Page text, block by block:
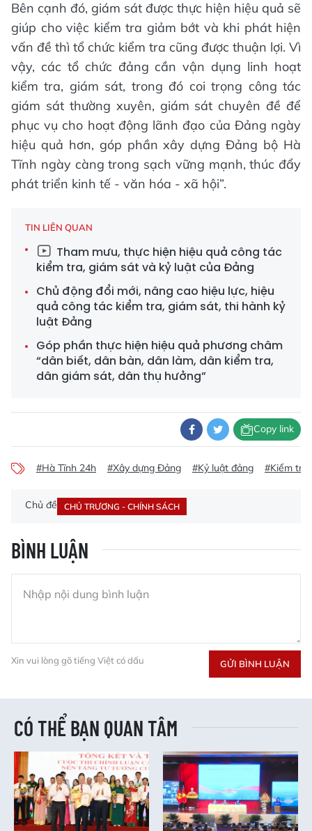
Bên cạnh đó, giám sát được thực hiện hiệu quả sẽ
giúp cho việc kiểm tra giảm bớt và khi phát hiện
vấn đề thì tổ chức kiểm tra cũng được thuận lợi. Vì
vậy, các tổ chức đảng cần vận dụng linh hoạt
kiểm tra, giám sát, trong đó coi trọng công tác
giám sát thường xuyên, giám sát chuyên đề để
phục vụ cho hoạt động lãnh đạo của Đảng ngày
hiệu quả hơn, góp phần xây dựng Đảng bộ Hà
Tĩnh ngày càng trong sạch vững mạnh, thúc đẩy
phát triển kinh tế - văn hóa - xã hội”.
TIN LIÊN QUAN
Tham mưu, thực hiện hiệu quả công tác
kiểm tra, giám sát và kỷ luật của Đảng
Chủ động đổi mới, nâng cao hiệu lực, hiệu
quả công tác kiểm tra, giám sát, thi hành kỷ
luật Đảng
Góp phần thực hiện hiệu quả phương châm
“dân biết, dân bàn, dân làm, dân kiểm tra,
dân giám sát, dân thụ hưởng”
Copy link
#Hà Tĩnh 24h #Xây dựng Đảng #Kỷ luật đảng #Kiểm tra
Chủ đề CHỦ TRƯƠNG - CHÍNH SÁCH
BÌNH LUẬN
Xin vui lòng gõ tiếng Việt có dấu GỬI BÌNH LUẬN
CÓ THỂ BẠN QUAN TÂM